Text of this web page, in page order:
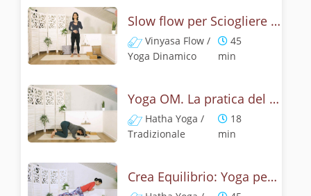
Slow flow per Sciogliere lo Stress e Ridurre la Fatica
Vinyasa Flow /
Yoga Dinamico
45
min
Yoga OM. La pratica del corpo e della mente per combattere lo stress
Hatha Yoga /
Tradizionale
18
min
Crea Equilibrio: Yoga per Superare lo Stress